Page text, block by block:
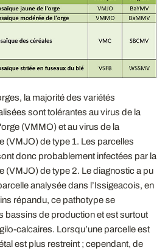
la majorité des variétés
sont tolérantes au virus de la
(VMMO) et au virus de la
(VMJO) de type 1. Les parcelles
donc probablement infectées par la
(VMJO) de type 2. Le diagnostic a pu
analysée dans l’Issigeacois, en
répandu, ce pathotype se
bassins de production et est surtout
calcaires. Lorsqu’une parcelle est
est plus restreint ; cependant, de